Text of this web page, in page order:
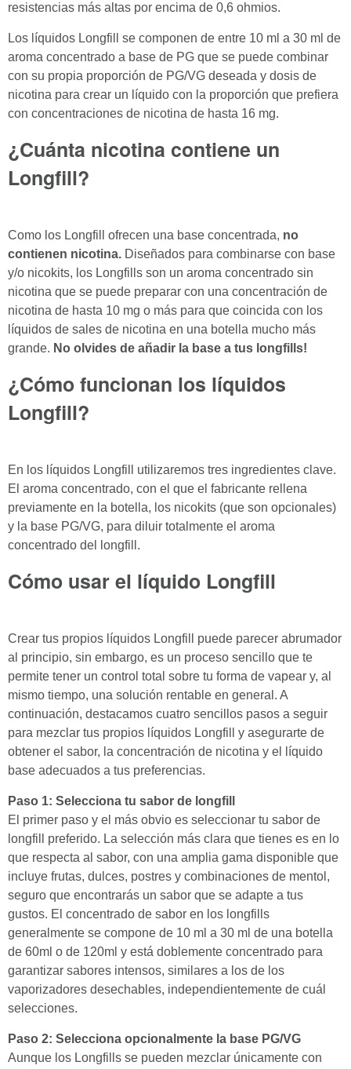
resistencias más altas por encima de 0,6 ohmios.
Los líquidos Longfill se componen de entre 10 ml a 30 ml de
aroma concentrado a base de PG que se puede combinar
con su propia proporción de PG/VG deseada y dosis de
nicotina para crear un líquido con la proporción que prefiera
con concentraciones de nicotina de hasta 16 mg.
¿Cuánta nicotina contiene un
Longfill?
Como los Longfill ofrecen una base concentrada, no
contienen nicotina. Diseñados para combinarse con base
y/o nicokits, los Longfills son un aroma concentrado sin
nicotina que se puede preparar con una concentración de
nicotina de hasta 10 mg o más para que coincida con los
líquidos de sales de nicotina en una botella mucho más
grande. No olvides de añadir la base a tus longfills!
¿Cómo funcionan los líquidos
Longfill?
En los líquidos Longfill utilizaremos tres ingredientes clave.
El aroma concentrado, con el que el fabricante rellena
previamente en la botella, los nicokits (que son opcionales)
y la base PG/VG, para diluir totalmente el aroma
concentrado del longfill.
Cómo usar el líquido Longfill
Crear tus propios líquidos Longfill puede parecer abrumador
al principio, sin embargo, es un proceso sencillo que te
permite tener un control total sobre tu forma de vapear y, al
mismo tiempo, una solución rentable en general. A
continuación, destacamos cuatro sencillos pasos a seguir
para mezclar tus propios líquidos Longfill y asegurarte de
obtener el sabor, la concentración de nicotina y el líquido
base adecuados a tus preferencias.
Paso 1: Selecciona tu sabor de longfill
El primer paso y el más obvio es seleccionar tu sabor de
longfill preferido. La selección más clara que tienes es en lo
que respecta al sabor, con una amplia gama disponible que
incluye frutas, dulces, postres y combinaciones de mentol,
seguro que encontrarás un sabor que se adapte a tus
gustos. El concentrado de sabor en los longfills
generalmente se compone de 10 ml a 30 ml de una botella
de 60ml o de 120ml y está doblemente concentrado para
garantizar sabores intensos, similares a los de los
vaporizadores desechables, independientemente de cuál
selecciones.
Paso 2: Selecciona opcionalmente la base PG/VG
Aunque los Longfills se pueden mezclar únicamente con